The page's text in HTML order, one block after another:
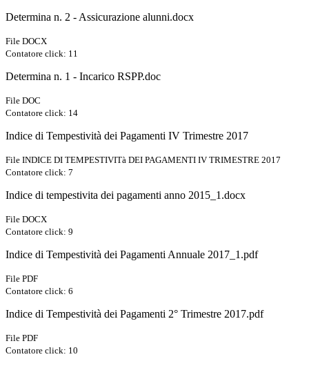
Determina n. 2 - Assicurazione alunni.docx
File DOCX
Contatore click: 11
Determina n. 1 - Incarico RSPP.doc
File DOC
Contatore click: 14
Indice di Tempestività dei Pagamenti IV Trimestre 2017
File INDICE DI TEMPESTIVITà DEI PAGAMENTI IV TRIMESTRE 2017
Contatore click: 7
Indice di tempestivita dei pagamenti anno 2015_1.docx
File DOCX
Contatore click: 9
Indice di Tempestività dei Pagamenti Annuale 2017_1.pdf
File PDF
Contatore click: 6
Indice di Tempestività dei Pagamenti 2° Trimestre 2017.pdf
File PDF
Contatore click: 10